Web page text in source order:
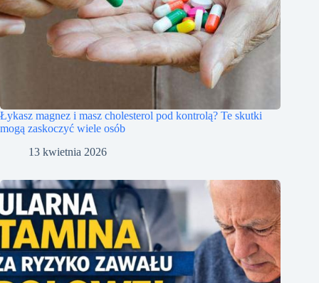
Łykasz magnez i masz cholesterol pod kontrolą? Te skutki
mogą zaskoczyć wiele osób
13 kwietnia 2026